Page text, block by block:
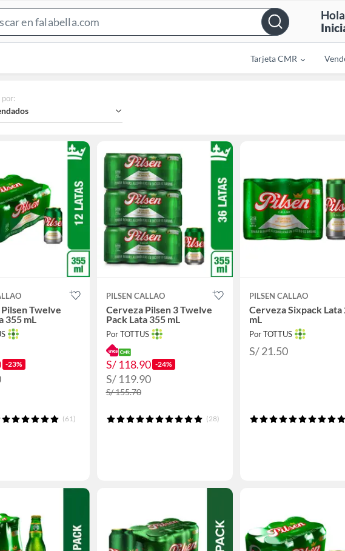
Bar
Hola
Tarjeta CMR
por:
Twelve
355 mL
-23%
(61)
PILSEN CALLAO
Cerveza Pilsen 3 Twelve
Pack Lata 355 mL
Por TOTTUS
S/ 118.90 -24%
S/ 119.90
S/ 155.70
(28)
PILSEN CALLAO
Cerveza Sixpack Lata
mL
Por TOTTUS
S/ 21.50